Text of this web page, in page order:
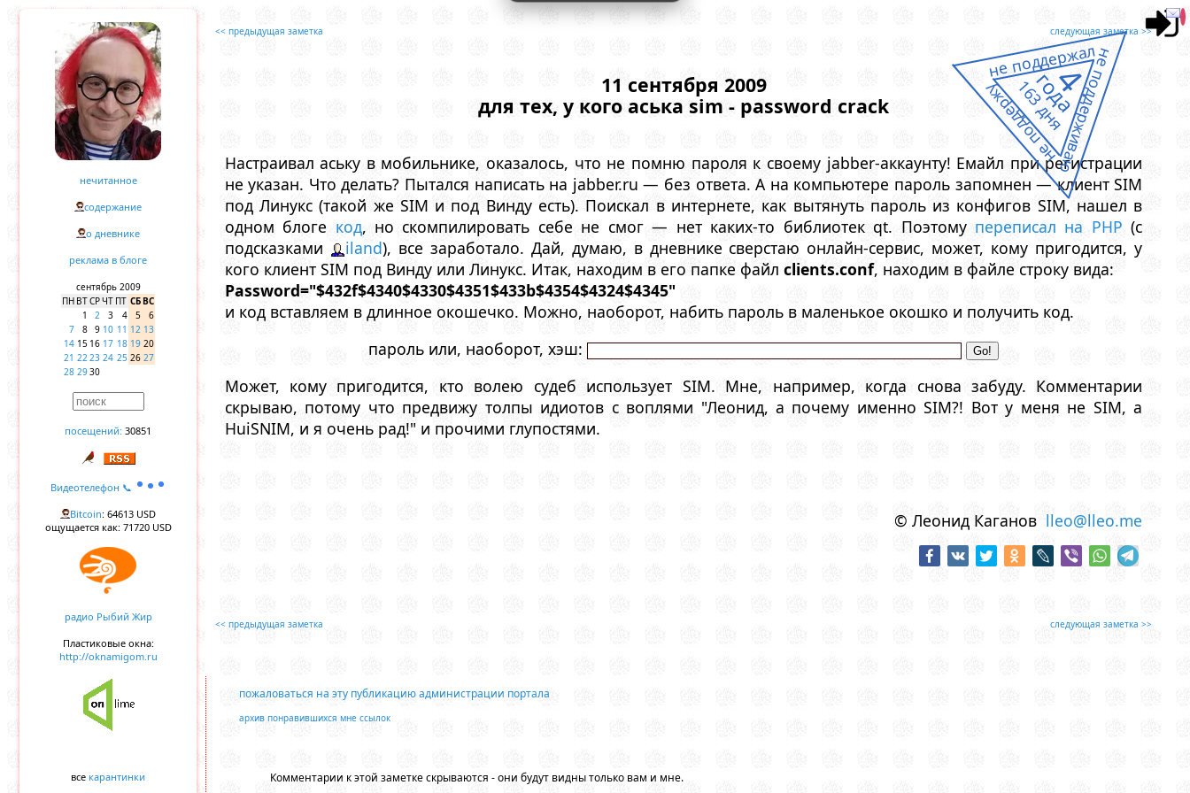
нечитанное
содержание
о дневнике
реклама в блоге
сентябрь 2009
ПН ВТСРЧТ ПТ СБВС
1
2 3 4 5
6
7
8 9 10 11 12 13
14 15 16 17 18 19 20
21 2223 24 25 26 27
28 2930
посещений: 30851
Видеотелефон 📞
Bitcoin: 64613 USD
ощущается как: 71720 USD
радио Рыбий Жир
Пластиковые окна:
http://oknamigom.ru
все карантинки
<< предыдущая заметка следующая заметка >>
11 сентября 2009
для тех, у кого аська sim - password crack
Настраивал аську в мобильнике, оказалось, что не помню пароля к своему jabber-аккаунту! Емайл при регистрации
не указан. Что делать? Пытался написать на jabber.ru — без ответа. А на компьютере пароль запомнен — клиент SIM
под Линукс (такой же SIM и под Винду есть). Поискал в интернете, как вытянуть пароль из конфигов SIM, нашел в
одном блоге код, но скомпилировать себе не смог — нет каких-то библиотек qt. Поэтому переписал на PHP (с
подсказками
iland), все заработало. Дай, думаю, в дневнике сверстаю онлайн-сервис, может, кому пригодится, у
кого клиент SIM под Винду или Линукс. Итак, находим в его папке файл clients.conf, находим в файле строку вида:
Password="$432f$4340$4330$4351$433b$4354$4324$4345"
и код вставляем в длинное окошечко. Можно, наоборот, набить пароль в маленькое окошко и получить код.
пароль или, наоборот, хэш:
Может, кому пригодится, кто волею судеб использует SIM. Мне, например, когда снова забуду. Комментарии
скрываю, потому что предвижу толпы идиотов с воплями "Леонид, а почему именно SIM?! Вот у меня не SIM, а
HuiSNIM, и я очень рад!" и прочими глупостями.
© Леонид Каганов lleo@lleo.me
<< предыдущая заметка следующая заметка >>
пожаловаться на эту публикацию администрации портала
архив понравившихся мне ссылок
Комментарии к этой заметке скрываются - они будут видны только вам и мне.
не поддержал
не поддерживаю
не поддержу
4
года
163 дня